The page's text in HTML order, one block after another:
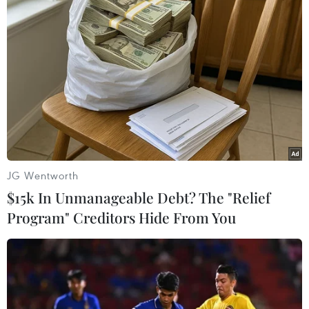
#Xe ô tô #Tai nạn giao thông
#Tử vong tại chỗ
#tin tức mới nhất
#tin tức 24h
#tin tức mới nhất trong ngày
#tin tức thời sự
#tin tức hot
#VietnamPlus #Vietnam #Plus
JG Wentworth
$15k In Unmanageable Debt? The "Relief
Program" Creditors Hide From You